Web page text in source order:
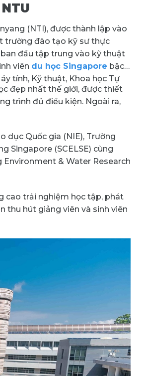
(NTI), được thành lập vào
trường đào tạo kỹ sư thực
đầu tập trung vào kỹ thuật
viên du học Singapore bậc
tính, Kỹ thuật, Khoa học Tự
đẹp nhất thế giới, được thiết
trình đủ điều kiện. Ngoài ra,
dục Quốc gia (NIE), Trường
Singapore (SCELSE) cùng
& Water Research
cao trải nghiệm học tập, phát
thu hút giảng viên và sinh viên